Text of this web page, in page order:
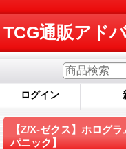
TCG通販アド
ログイン
【Z/X-ゼクス】ホログ
パニック】